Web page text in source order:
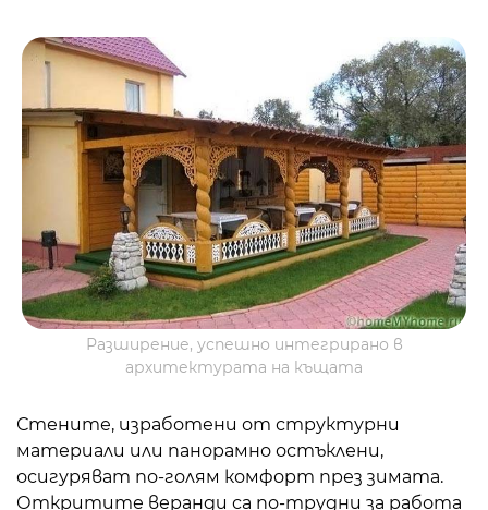
Разширение, успешно интегрирано в
архитектурата на къщата
Стените, изработени от структурни
материали или панорамно остъклени,
осигуряват по-голям комфорт през зимата.
Откритите веранди са по-трудни за работа